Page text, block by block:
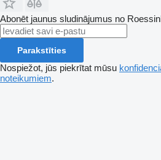
Abonēt jaunus sludinājumus no
Parakstīties
Nospiežot, jūs piekrītat mūsu
noteikumiem.